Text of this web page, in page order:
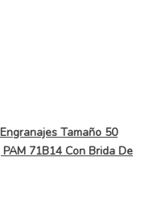
Tamaño 50
71B14 Con Brida De